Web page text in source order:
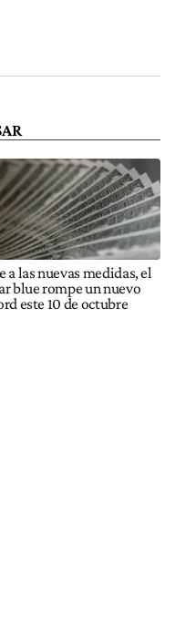
a las nuevas medidas, el
blue rompe un nuevo
este 10 de octubre